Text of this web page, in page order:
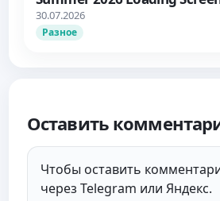
30.07.2026
Разное
Оставить
Чтобы оставить
через Telegram или Яндекс.